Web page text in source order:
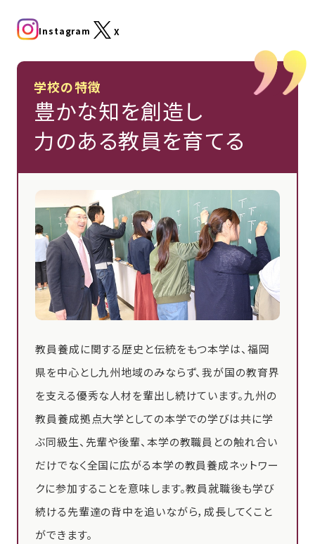
Instagram X
学校の特徴
豊かな知を創造し
力のある教員を育てる
教員養成に関する歴史と伝統をもつ本学は、福岡
県を中心とし九州地域のみならず、我が国の教育界
を支える優秀な人材を輩出し続けています。九州の
教員養成拠点大学としての本学での学びは共に学
ぶ同級生、先輩や後輩、本学の教職員との触れ合い
だけでなく全国に広がる本学の教員養成ネットワー
クに参加することを意味します。教員就職後も学び
続ける先輩達の背中を追いながら，成長してくこと
ができます。